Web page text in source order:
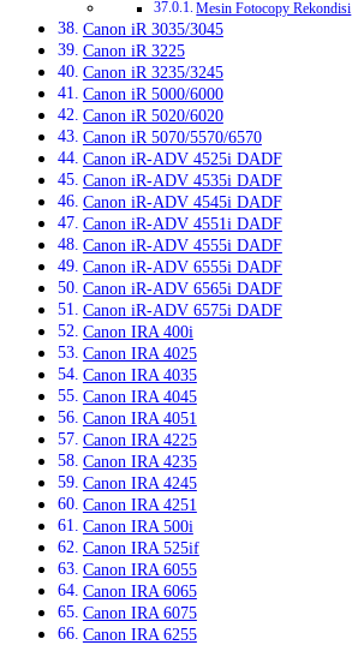
Mesin Fotocopy Rekondisi
Canon iR 3035/3045
Canon iR 3225
Canon iR 3235/3245
Canon iR 5000/6000
Canon iR 5020/6020
Canon iR 5070/5570/6570
Canon iR-ADV 4525i DADF
Canon iR-ADV 4535i DADF
Canon iR-ADV 4545i DADF
Canon iR-ADV 4551i DADF
Canon iR-ADV 4555i DADF
Canon iR-ADV 6555i DADF
Canon iR-ADV 6565i DADF
Canon iR-ADV 6575i DADF
Canon IRA 400i
Canon IRA 4025
Canon IRA 4035
Canon IRA 4045
Canon IRA 4051
Canon IRA 4225
Canon IRA 4235
Canon IRA 4245
Canon IRA 4251
Canon IRA 500i
Canon IRA 525if
Canon IRA 6055
Canon IRA 6065
Canon IRA 6075
Canon IRA 6255